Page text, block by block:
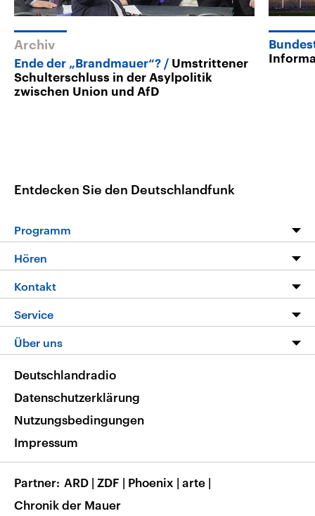
Archiv
Ende der „Brandmauer“?
Umstrittener
Schulterschluss in der Asylpolitik
zwischen Union und AfD
Entdecken Sie den Deutschlandfunk
Programm
Programm
Die Nachrichten
Nachrichtenleicht
Neue Beiträge auf dlf.de
Hören
Livestream
Podcasts
Deutschlandfunk App
Nachrichten App
Frequenzen
Kontakt
Hörerservice
Service
FAQ
Veranstaltungen
Musikliste
RSS
Über uns
Barrierefreiheit
Deutschlandradio
Datenschutzerklärung
Nutzungsbedingungen
Impressum
Partner ARD | ZDF | Phoenix | arte |
Chronik der Mauer